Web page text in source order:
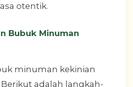
otentik.
Bubuk Minuman
minuman kekinian
adalah langkah-